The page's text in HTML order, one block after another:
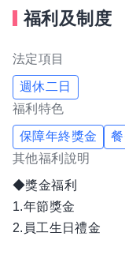
✔ 完整教育訓練與
【薪酬與福利】
• 勞保、健保及勞
• 公司加保150萬元
• 三節禮金、生日
• 福委會節慶禮品及
• 完整教育訓練與職
福利及制度
法定項目
週休二日
福利特色
保障年終獎金
其他福利說明
◆獎金福利
1.年節獎金
2.員工生日禮金